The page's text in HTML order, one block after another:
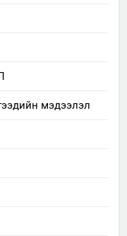
мэдээлэл
аяны хүрээнд